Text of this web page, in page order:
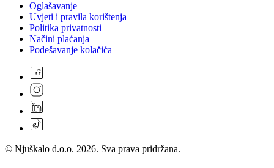
Oglašavanje
Uvjeti i pravila korištenja
Politika privatnosti
Načini plaćanja
Podešavanje kolačića
© Njuškalo d.o.o. 2026. Sva prava pridržana.